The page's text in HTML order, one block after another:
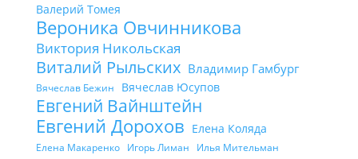
Валерий Томея
Вероника Овчинникова
Виктория Никольская
Виталий Рыльских Владимир Гамбург
Вячеслав Бежин Вячеслав Юсупов
Евгений Вайнштейн
Евгений Дорохов Елена Коляда
Елена Макаренко Игорь Лиман
Илья Мительман